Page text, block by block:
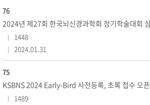
76
1448
2024.01.31
75
KSBNS 2024 Early-Bird 사전등록, 초록 접수 오픈
1489